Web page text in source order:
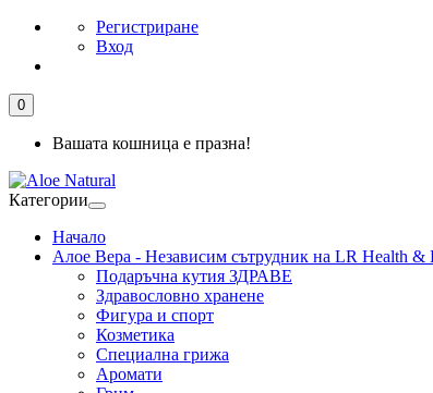
Регистриране
Вход
0
Вашата кошница е празна!
Категории
Начало
Алое Вера - Независим сътрудник на LR Health &
Подаръчна кутия ЗДРАВЕ
Здравословно хранене
Фигура и спорт
Козметика
Специална грижа
Аромати